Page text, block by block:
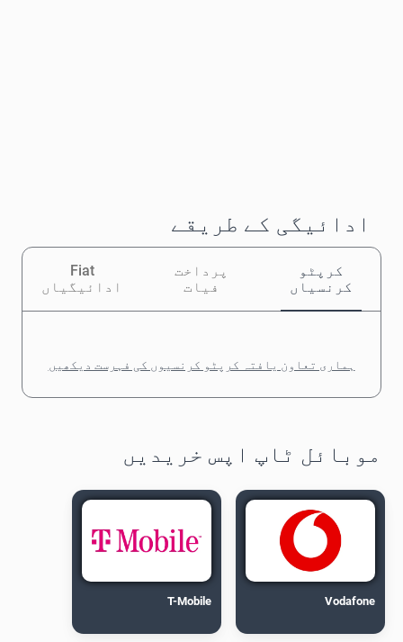
ادائیگی کے طریقے
کرپٹو
کرنسیاں
پرداخت
فیات
Fiat
ادائیگیاں
ہماری تعاون یافتہ کرپٹو کرنسیوں کی فہرست دیکھیں
موبائل ٹاپ اپس خریدیں
Vodafone
T-Mobile